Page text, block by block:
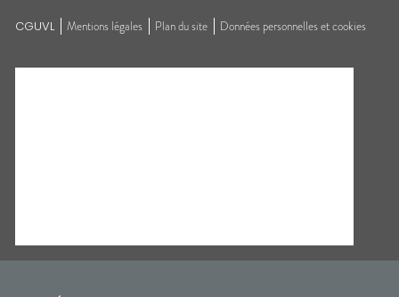
CGUVL Mentions légales Plan du site Données personnelles et cookies